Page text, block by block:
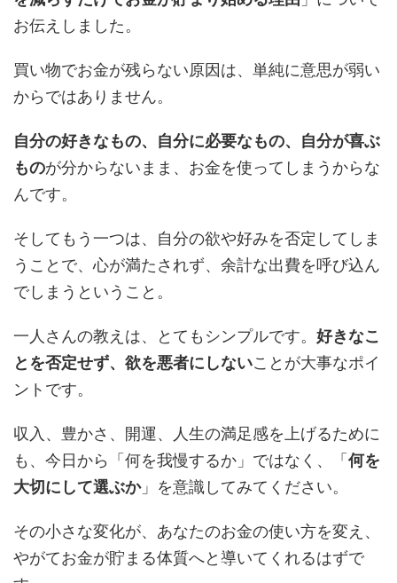
お伝えしました。
買い物でお金が残らない原因は、単純に意思が弱い
からではありません。
自分の好きなもの、自分に必要なもの、自分が喜ぶ
ものが分からないまま、お金を使ってしまうからな
んです。
そしてもう一つは、自分の欲や好みを否定してしま
うことで、心が満たされず、余計な出費を呼び込ん
でしまうということ。
一人さんの教えは、とてもシンプルです。 好きなこ
とを否定せず、欲を悪者にしないことが大事なポイ
ントです。
収入、豊かさ、開運、人生の満足感を上げるために
も、今日から「何を我慢するか」ではなく、「 何を
大切にして選ぶか」を意識してみてください。
その小さな変化が、あなたのお金の使い方を変え、
やがてお金が貯まる体質へと導いてくれるはずで